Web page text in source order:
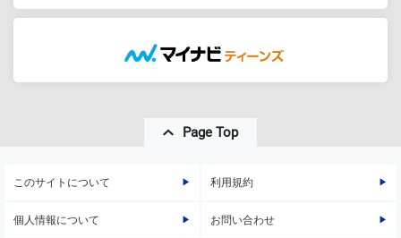
Page Top
このサイトについて 利用規約
個人情報について お問い合わせ